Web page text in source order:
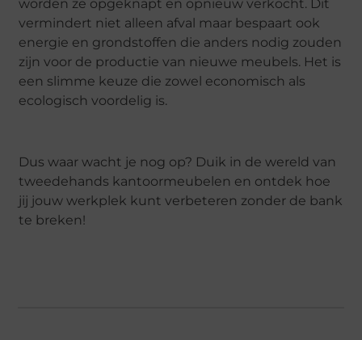
worden ze opgeknapt en opnieuw verkocht. Dit
vermindert niet alleen afval maar bespaart ook
energie en grondstoffen die anders nodig zouden
zijn voor de productie van nieuwe meubels. Het is
een slimme keuze die zowel economisch als
ecologisch voordelig is.
Dus waar wacht je nog op? Duik in de wereld van
tweedehands kantoormeubelen en ontdek hoe
jij jouw werkplek kunt verbeteren zonder de bank
te breken!